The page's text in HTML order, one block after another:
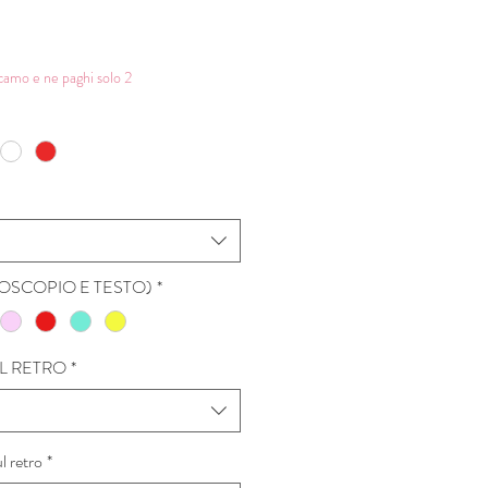
e ne paghi solo 2
(STETOSCOPIO E TESTO) *
RETRO*
retro *